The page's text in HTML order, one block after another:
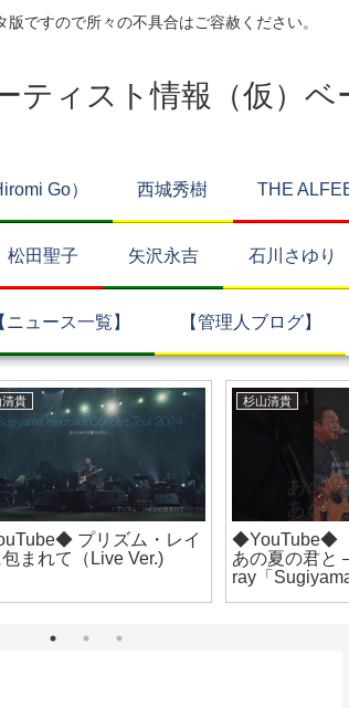
ですので所々の不具合はご容赦ください。
ティスト情報（仮）ベ
Go） 西城秀樹 THE
松田聖子 矢沢永吉 石川さゆり
ニュース一覧】 【管理人ブログ】
郷ひろみ（Hiromi Go）
◆YouTube◆ 郷ひろみ「2億4
千万の瞳ｰエキゾチック・ジ
生突